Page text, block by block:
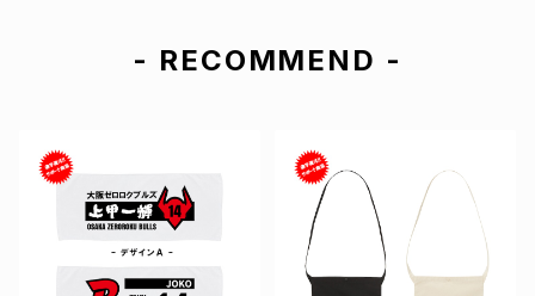
- RECOMMEND -